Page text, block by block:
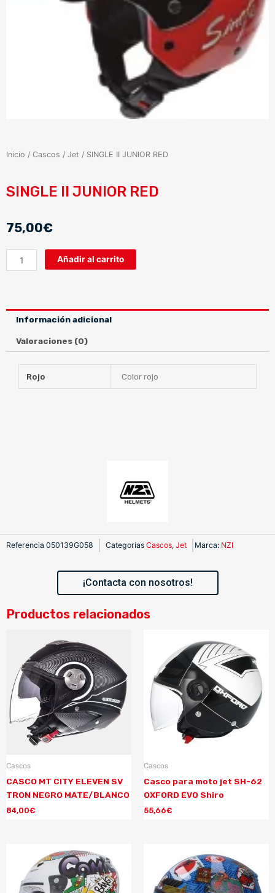
Inicio / Cascos / Jet / SINGLE II JUNIOR RED
SINGLE II JUNIOR RED
75,00€
SINGLE
II
cantidad
Añadir al carrito
Información adicional
Valoraciones (0)
Rojo Color rojo
Referencia 050139G058 Categorías Cascos, Jet Marca: NZI
¡Contacta con nosotros!
Productos relacionados
Cascos
CASCO MT CITY ELEVEN SV
TRON NEGRO MATE/BLANCO
84,00€
Cascos
Casco para moto jet SH-62
OXFORD EVO Shiro
55,66€